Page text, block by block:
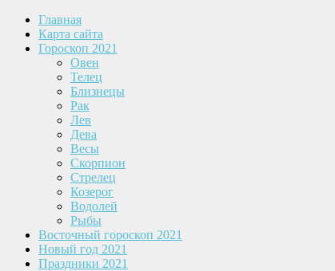
Главная
Карта сайта
Гороскоп 2021
Овен
Телец
Близнецы
Рак
Лев
Дева
Весы
Скорпион
Стрелец
Козерог
Водолей
Рыбы
Восточный гороскоп 2021
Новый год 2021
Праздники 2021